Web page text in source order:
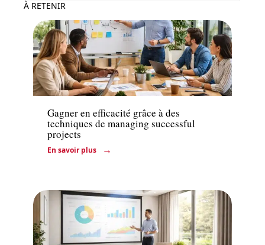
À RETENIR
Entreprise
Gagner en efficacité grâce à des
techniques de managing successful
projects
En savoir plus